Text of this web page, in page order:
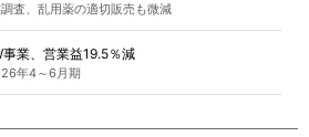
査、乱用薬の適切販売も微減
業、営業益19.5％減
年4～6月期